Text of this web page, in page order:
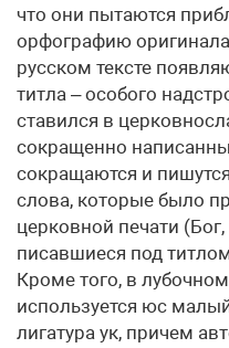
что они пытаются
орфографию
русском тексте
титла – особого
ставился в
сокращенно
сокращаются и
слова, которые было
церковной печати
писавшиеся под
Кроме того, в
используется юс
лигатура ук, причем